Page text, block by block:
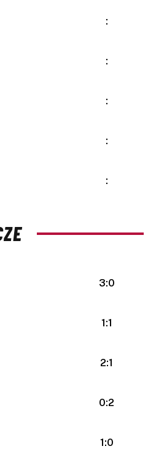
:
:
:
:
:
3:0
1:1
2:1
0:2
1:0